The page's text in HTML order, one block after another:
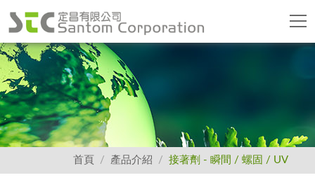
首頁 產品介紹 接著劑 - 瞬間 / 螺固 / UV